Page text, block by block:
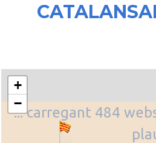
... carregant 484
+
−